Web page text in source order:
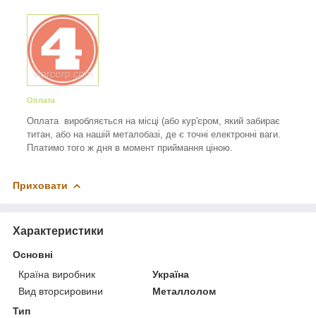
Оплата
Оплата виробляється на місці (або кур'єром, який забирає
титан, або на нашій металобазі, де є точні електронні ваги.
Платимо того ж дня в момент приймання ціною.
Приховати
Характеристики
Основні
Країна виробник
Україна
Вид вторсировини
Металлолом
Тип